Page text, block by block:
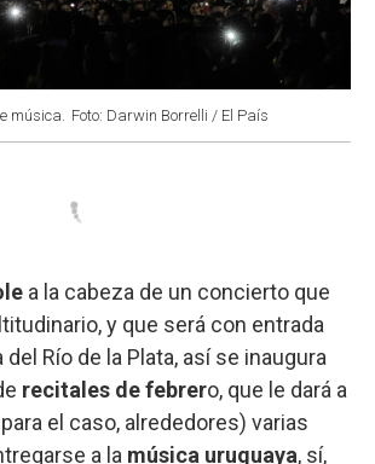
música. Foto: Darwin Borrelli / El País
a la cabeza de un concierto que
y que será con entrada
del Río de la Plata, así se inaugura
recitales de febrero, que le dará a
el caso, alrededores) varias
a la música uruguaya, sí,